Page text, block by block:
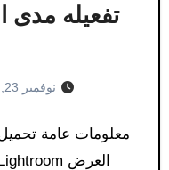
تفعيله مدى
نوفمبر 23, 2025